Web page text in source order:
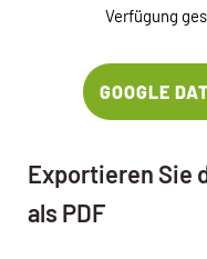
Verfügung
GOOGLE
Exportieren Sie
als PDF